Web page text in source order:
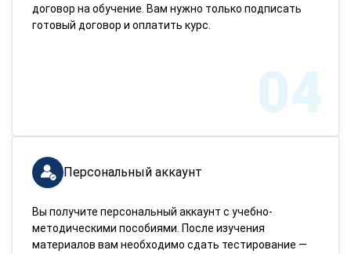
договор на обучение. Вам нужно только подписать
готовый договор и оплатить курс.
04
Персональный аккаунт
Вы получите персональный аккаунт с учебно-
методическими пособиями. После изучения
материалов вам необходимо сдать тестирование —